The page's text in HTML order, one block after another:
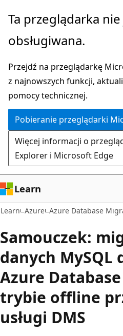
Przejdź
głównej
Ta przeglądarka
obsługiwana.
Przejdź na przeglądarkę
z najnowszych funkcji,
pomocy technicznej.
Pobieranie przeglądarki
Więcej informacji o
Explorer i Microsoft Edge
Learn
Learn Azure Azure Database
Samouczek:
danych MySQL
Azure
trybie offline
usługi DMS